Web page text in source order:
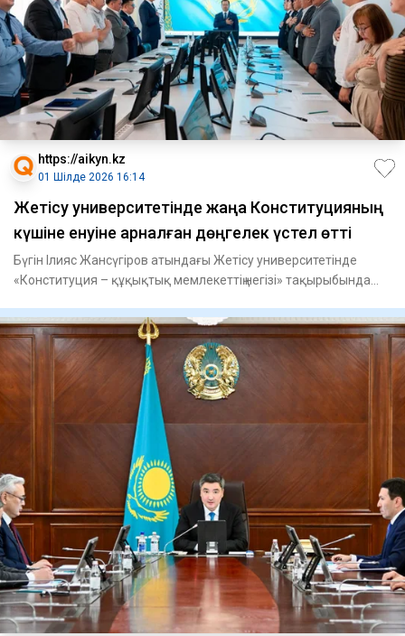
https://aikyn.kz
01 Шілде 2026 16:14
Жетісу университетінде жаңа Конституцияның
күшіне енуіне арналған дөңгелек үстел өтті
Бүгін Ілияс Жансүгіров атындағы Жетісу университетінде
«Конституция – құқықтық мемлекеттің негізі» тақырыбында